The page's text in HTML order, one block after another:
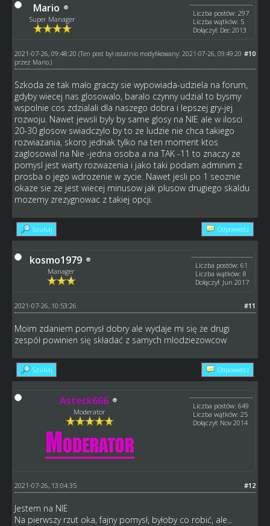
Mario
Super Manager
Liczba postów: 297
Liczba wątków: 5
Dołączył: Dec 2013
#10
2021-07-26, 09:48:20 (Ten post był ostatnio modyfikowany: 2021-07-26, 09:49:20
przez Mario.)
Szkoda ze tak mało graczy sie wypowiada-udziela na forum,
gdyby wiecej nas glosowalo, baralo czynny udzial to bysmy
wspolnie cos zdzialali dla naszego dobra i lepszej gry-jej
rozwoju. Nawet jewsli byly by same glosy na NIE ale w ilosci
20-30 glosow swiadczylo by to ze ludzie nie chca takiego
rozwiazania, skoro jednak tylko na ten moment ktos
zaglosowal na Nie -jedna osoba a na TAK -11 to znaczy ze
pomysl jest warty rozwazenia i jako taki podam adminim z
prosba o jego wdrozenie w zycie. Nawet jesli po 1 seoznie
okaze sie ze jest wiecej minusow jak plusow drugiego skaldu
mozemy zrezygnowac z takiej opcji.
Szukaj Odpowiedz
kosmo1979
Manager
Liczba postów: 61
Liczba wątków: 8
Dołączył: Jun 2017
#11
2021-07-26, 10:53:26
Moim zdaniem pomysł dobry ale wydaje mi się że drugi
zespół powinien się składać z samych mlodziezowcow
Szukaj Odpowiedz
Asteck666
Moderator
Liczba postów: 649
Liczba wątków: 25
Dołączył: Nov 2014
#12
2021-07-26, 13:04:35
Jestem na NIE
Na pierwszy rzut oka, fajny pomysł, byłoby co robić, ale...